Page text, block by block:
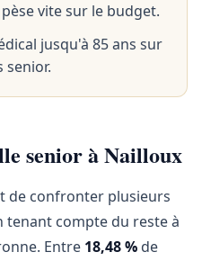
vite sur le budget.
jusqu'à 85 ans sur
senior.
senior à Nailloux
de confronter plusieurs
tenant compte du reste à
Entre 18,48 % de